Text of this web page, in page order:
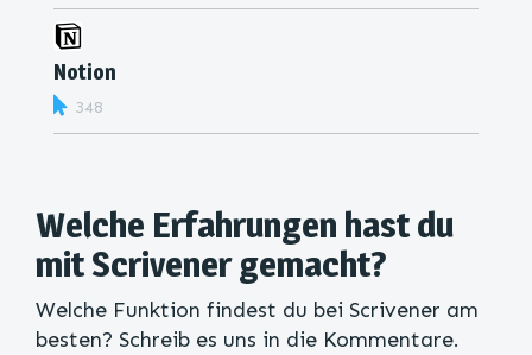
Notion
348
Welche Erfahrungen hast du
mit Scrivener gemacht?
Welche Funktion findest du bei Scrivener am
besten? Schreib es uns in die Kommentare.